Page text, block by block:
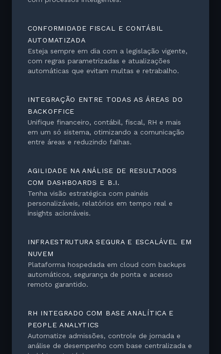
CONFORMIDADE FISCAL E CONTÁBIL
AUTOMATIZADA
Esteja sempre em dia com a legislação vigente,
com regras parametrizadas e atualizações
automáticas que evitam multas e retrabalho.
INTEGRAÇÃO ENTRE TODAS AS ÁREAS DO
BACKOFFICE
Unifique financeiro, contábil, fiscal, RH e mais
em um só sistema, otimizando a comunicação
entre áreas e reduzindo falhas.
AGILIDADE NA ANÁLISE DE RESULTADOS
COM DASHBOARDS E B.I.
Tenha visão estratégica com painéis
personalizáveis, relatórios em tempo real e
insights acionáveis.
INFRAESTRUTURA SEGURA E ESCALÁVEL EM
NUVEM
Plataforma hospedada em cloud com backups
automáticos, segurança de ponta e acesso
remoto garantido.
RH INTEGRADO COM BASE ANALÍTICA E
PEOPLE ANALYTICS
Automatize admissões, controle de jornada e
análise de desempenho com base centralizada e